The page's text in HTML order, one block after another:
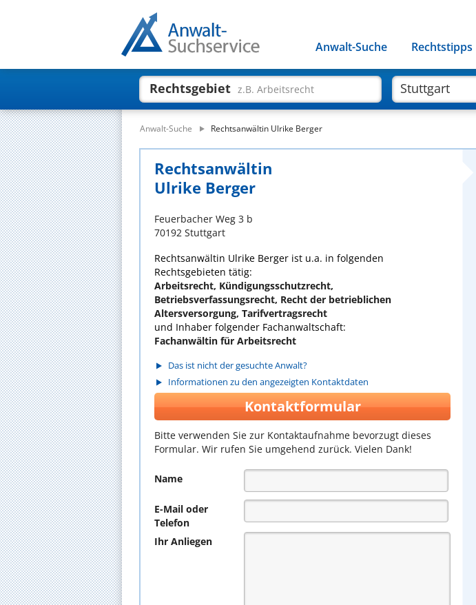
Anwalt-Suche Rechtstipps
Rechtsgebiet z.B. Arbeitsrecht
Anwalt-Suche Rechtsanwältin Ulrike Berger
Rechtsanwältin
Ulrike Berger
Feuerbacher Weg 3 b
70192 Stuttgart
Rechtsanwältin Ulrike Berger ist u.a. in folgenden
Rechtsgebieten tätig:
Arbeitsrecht, Kündigungsschutzrecht,
Betriebsverfassungsrecht, Recht der betrieblichen
Altersversorgung, Tarifvertragsrecht
und Inhaber folgender Fachanwaltschaft:
Fachanwältin für Arbeitsrecht
Das ist nicht der gesuchte Anwalt?
Informationen zu den angezeigten Kontaktdaten
Kontaktformular
Bitte verwenden Sie zur Kontaktaufnahme bevorzugt dieses
Formular. Wir rufen Sie umgehend zurück. Vielen Dank!
Name
E-Mail oder
Telefon
Ihr Anliegen